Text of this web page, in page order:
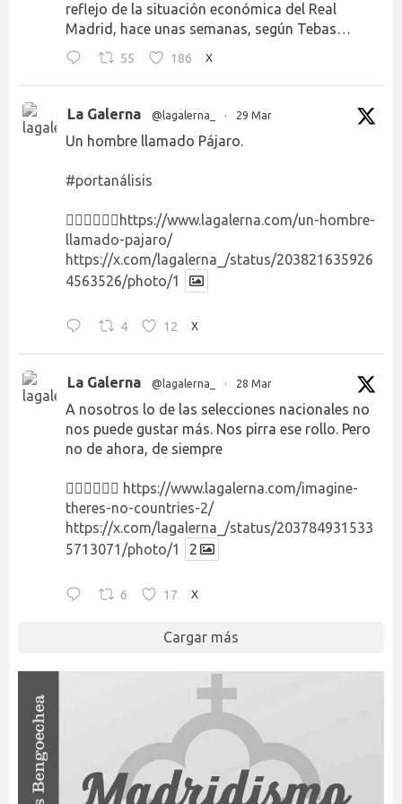
reflejo de la situación económica del Real
Madrid, hace unas semanas, según Tebas…
55 186 X
La Galerna @lagalerna_ · 29 Mar
Un hombre llamado Pájaro.
#portanálisis
👉🏻👉🏻👉🏻 https://www.lagalerna.com/un-hombre-
llamado-pajaro/
https://x.com/lagalerna_/status/203821635926
4563526/photo/1
4 12 X
La Galerna @lagalerna_ · 28 Mar
A nosotros lo de las selecciones nacionales no
nos puede gustar más. Nos pirra ese rollo. Pero
no de ahora, de siempre
👉🏻👉🏻👉🏻 https://www.lagalerna.com/imagine-
theres-no-countries-2/
https://x.com/lagalerna_/status/203784931533
5713071/photo/1
2
6 17 X
Cargar más